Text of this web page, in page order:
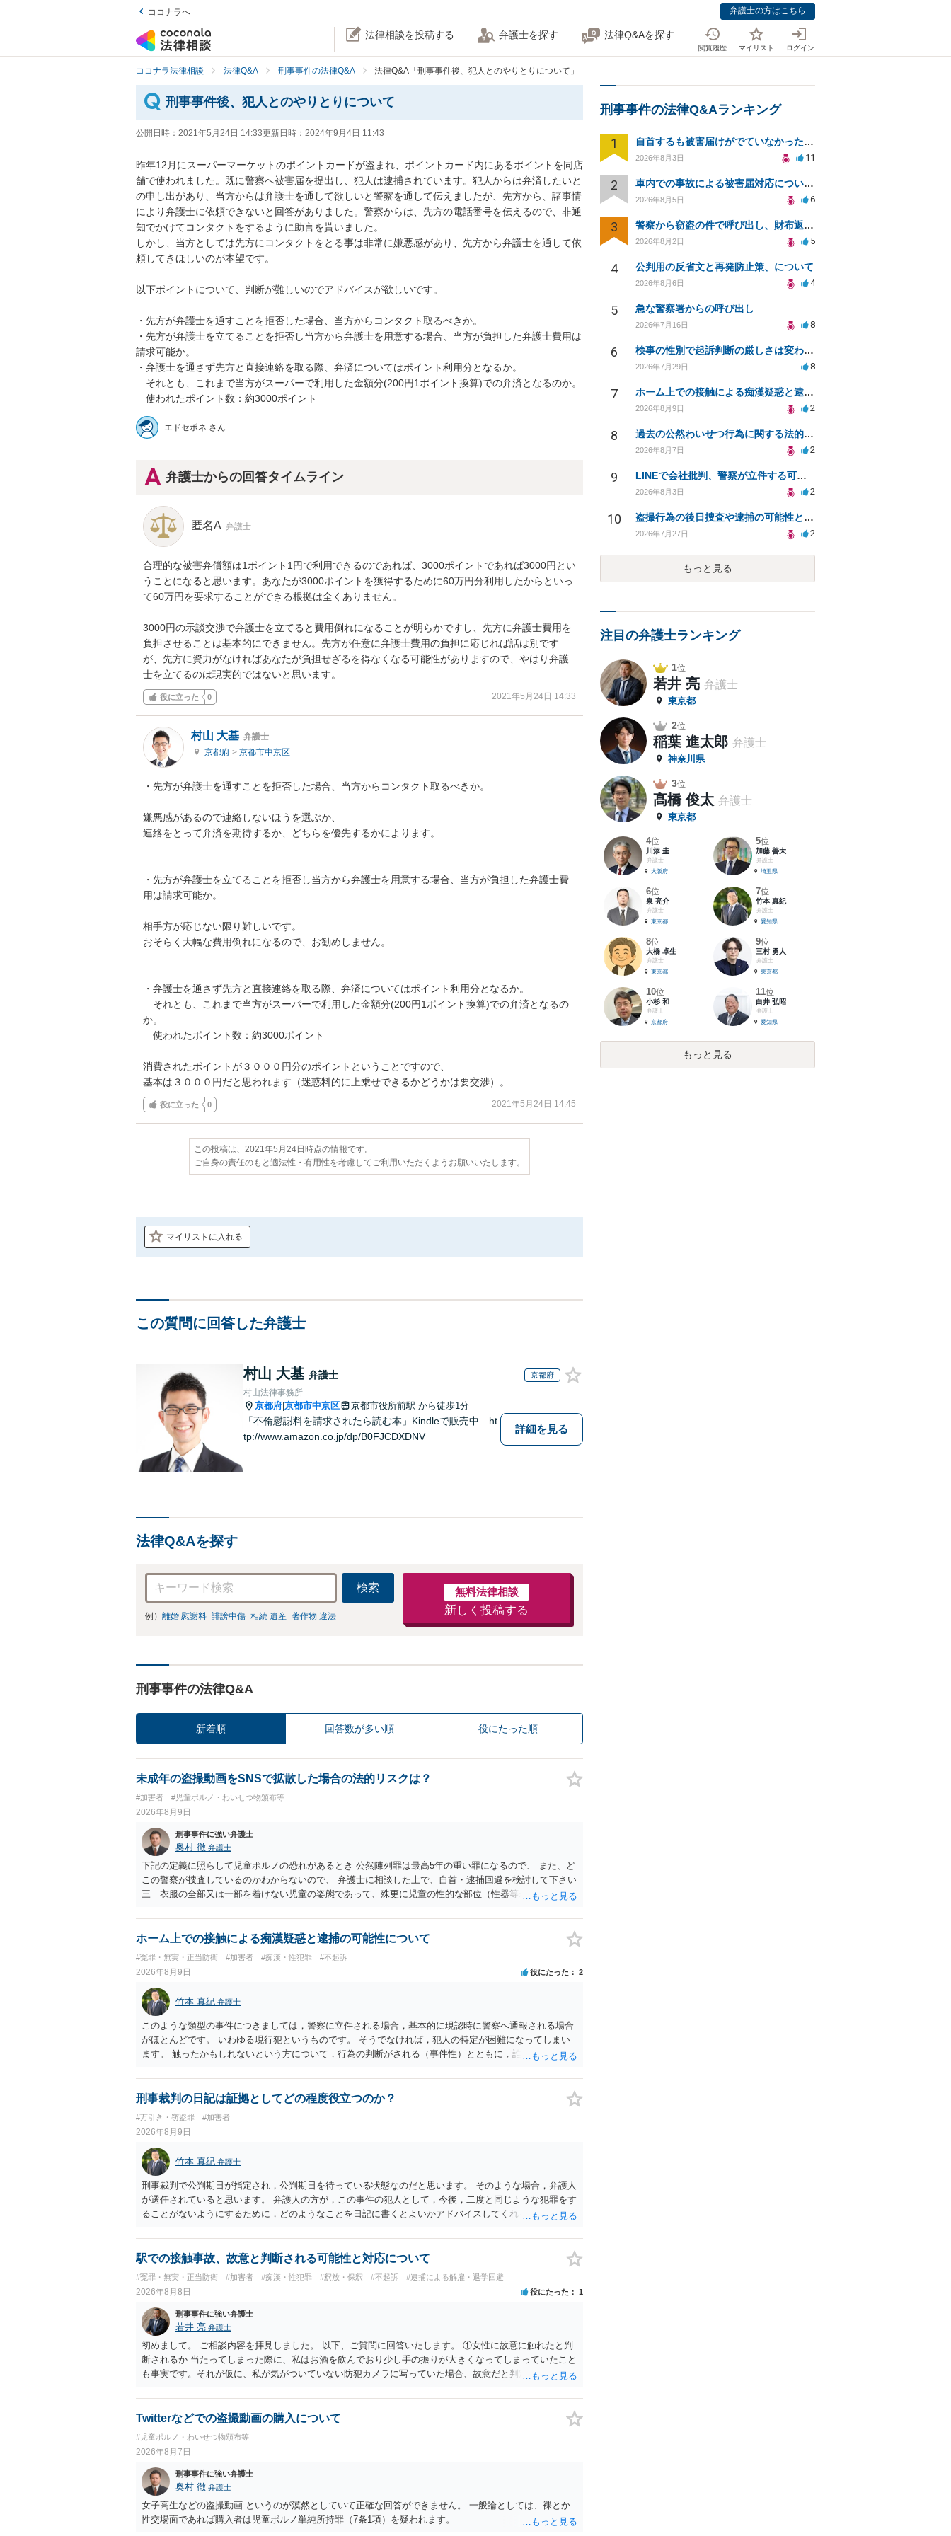
ココナラへ 弁護士の方はこちら
法律相談を投稿する 弁護士を探す 法律Q&Aを探す
閲覧履歴 マイリスト ログイン
ココナラ法律相談 法律Q&A 刑事事件の法律Q&A 法律Q&A「刑事事件後、犯人とのやりとりについて」
刑事事件後、犯人とのやりとりについて
公開日時： 2021年5月24日 14:33更新日時： 2024年9月4日 11:43
昨年12月にスーパーマーケットのポイントカードが盗まれ、ポイントカード内にあるポイントを同店
舗で使われました。既に警察へ被害届を提出し、犯人は逮捕されています。犯人からは弁済したいと
の申し出があり、当方からは弁護士を通して欲しいと警察を通して伝えましたが、先方から、諸事情
により弁護士に依頼できないと回答がありました。警察からは、先方の電話番号を伝えるので、非通
知でかけてコンタクトをするように助言を貰いました。
しかし、当方としては先方にコンタクトをとる事は非常に嫌悪感があり、先方から弁護士を通して依
頼してきほしいのが本望です。
以下ポイントについて、判断が難しいのでアドバイスが欲しいです。
・先方が弁護士を通すことを拒否した場合、当方からコンタクト取るべきか。
・先方が弁護士を立てることを拒否し当方から弁護士を用意する場合、当方が負担した弁護士費用は
請求可能か。
・弁護士を通さず先方と直接連絡を取る際、弁済についてはポイント利用分となるか。
それとも、これまで当方がスーパーで利用した金額分(200円1ポイント換算)での弁済となるのか。
エドセポネ さん
弁護士からの回答タイムライン
匿名A 弁護士
合理的な被害弁償額は1ポイント1円で利用できるのであれば、3000ポイントであれば3000円とい
うことになると思います。あなたが3000ポイントを獲得するために60万円分利用したからといっ
て60万円を要求することができる根拠は全くありません。
3000円の示談交渉で弁護士を立てると費用倒れになることが明らかですし、先方に弁護士費用を
負担させることは基本的にできません。先方が任意に弁護士費用の負担に応じれば話は別です
が、先方に資力がなければあなたが負担せざるを得なくなる可能性がありますので、やはり弁護
士を立てるのは現実的ではないと思います。
役に立った 0 2021年5月24日 14:33
村山 大基 弁護士
京都府 > 京都市中京区
・先方が弁護士を通すことを拒否した場合、当方からコンタクト取るべきか。
嫌悪感があるので連絡しないほうを選ぶか、
連絡をとって弁済を期待するか、どちらを優先するかによります。
・先方が弁護士を立てることを拒否し当方から弁護士を用意する場合、当方が負担した弁護士費
用は請求可能か。
相手方が応じない限り難しいです。
おそらく大幅な費用倒れになるので、お勧めしません。
・弁護士を通さず先方と直接連絡を取る際、弁済についてはポイント利用分となるか。
それとも、これまで当方がスーパーで利用した金額分(200円1ポイント換算)での弁済となるの
か。
使われたポイント数：約3000ポイント
消費されたポイントが３０００円分のポイントということですので、
基本は３０００円だと思われます（迷惑料的に上乗せできるかどうかは要交渉）。
役に立った 0 2021年5月24日 14:45
この投稿は、2021年5月24日時点の情報です。
ご自身の責任のもと適法性・有用性を考慮してご利用いただくようお願いいたします。
マイリストに入れる
この質問に回答した弁護士
村山 大基 弁護士 京都府
村山法律事務所
京都府 京都市中京区 京都市役所前駅 から徒歩1分
「不倫慰謝料を請求されたら読む本」Kindleで販売中 ht
tp://www.amazon.co.jp/dp/B0FJCDXDNV
詳細を見る
法律Q&Aを探す
検索
例） 離婚 慰謝料 誹謗中傷 相続 遺産 著作物 違法
無料法律相談
新しく投稿する
刑事事件の法律Q&A
新着順 回答数が多い順 役にたった順
未成年の盗撮動画をSNSで拡散した場合の法的リスクは？
#加害者 #児童ポルノ・わいせつ物頒布等
2026年8月9日
刑事事件に強い弁護士
奥村 徹 弁護士
下記の定義に照らして児童ポルノの恐れがあるとき 公然陳列罪は最高5年の重い罪になるので、 また、ど
この警察が捜査しているのかわからないので、 弁護士に相談した上で、自首・逮捕回避を検討して下さい
三 衣服の全部又は一部を着けない児童の姿態であって、殊更に児童の性的な部位（性器等若しくはその
又は刺激するもの
ホーム上での接触による痴漢疑惑と逮捕の可能性について
#冤罪・無実・正当防衛 #加害者 #痴漢・性犯罪 #不起訴
2026年8月9日 役にたった 2
竹本 真紀 弁護士
このような類型の事件につきましては，警察に立件される場合，基本的に現認時に警察へ通報される場合
がほとんどです。 いわゆる現行犯というものです。 そうでなければ，犯人の特定が困難になってしまい
ます。 触ったかもしれないという方について，行為の判断がされる（事件性）とともに，誰の行為かの判
することができません。もちろん，常習性が顕著で，既に前科を有していて警察に把握されていれば別で
すが，そのような方は，このような場所に質問を掲げてくることはありません。心配・不安になることは
性が特定されることはありません。したがって，自分が犯人であるとされることはないのです。ですか
ら，相談者の場合は，大丈夫です。安心してください。それでは，①～③に答えます。 ①について 腕の
動き，女性への向かい方をみれば，酔っていて偶然の出来事か，意図的に偶然を装うように触ったのか
は，わかります。触る瞬間ではなくて，触るまでの状況の方が重要です。酔っていてふらついていたので
あれば，そのときだけふらついているわけではありません。腕の振り方も，そのときだけ偶然大きくなる
わけではありません。ですから，本件では，意図的だと疑われることはないと思います。その雰囲気は，
当たってしまった女性にも伝わっていたのでしょう。ですから大丈夫です。なお，故意は，主観面の話な
ので，防犯カメラの映像で決められることはありません。本人の話（故意を否認する話）が実際の状況と
矛盾しないかだけの話です。 ②について 犯人性が特定できませんから，逮捕や呼出の可能性はないと思
います。 ③について ②がないので，③はそもそもないことが前提なので，期間も考えなくて大丈夫で
す。 というわけで，本件は大丈夫ですから，今後，同じような不安に襲われることがないように気をつけ
てくださいね。それが一番大事です。
刑事裁判の日記は証拠としてどの程度役立つのか？
#万引き・窃盗罪 #加害者
2026年8月9日
竹本 真紀 弁護士
刑事裁判で公判期日が指定され，公判期日を待っている状態なのだと思います。 そのような場合，弁護人
が選任されていると思います。 弁護人の方が，この事件の犯人として，今後，二度と同じような犯罪をす
ることがないようにするために，どのようなことを日記に書くとよいかアドバイスしてくれると思いま
するわけではないかもしれませんが，「裁判において証拠として利用できる可能性があれば」と考えてい
るのであれば，本件について証拠も見て内容を把握している，弁護人の方と相談して書く内容を打ち合わ
能力に影響する話ではなく情状に関しての話になると思いますので，弁護人の方と相談してみましょう。
駅での接触事故、故意と判断される可能性と対応について
#冤罪・無実・正当防衛 #加害者 #痴漢・性犯罪 #釈放・保釈 #不起訴 #逮捕による解雇・退学回避
2026年8月8日 役にたった 1
刑事事件に強い弁護士
若井 亮 弁護士
初めまして。 ご相談内容を拝見しました。 以下、ご質問に回答いたします。 ①女性に故意に触れたと判
断されるか 当たってしまった際に、私はお酒を飲んでおり少し手の振りが大きくなってしまっていたこと
も事実です。それが仮に、私が気がついていない防犯カメラに写っていた場合、故意だと判定されやすい
の可能性 この行為により、痴漢やその他の犯罪を犯したとして、逮捕、呼び出しされる可能性はどれほど
でしょうか？ 誤って当たってしまっただけであり、さらにその場で女性等のアクションが無かったことか
ほどの期間逮捕呼び出しの可能性があると考えれば良いのでしょうか？ 逮捕や呼び出しの可能性は極めて
低いと思います。 連絡が来ることはないでしょう。
Twitterなどでの盗撮動画の購入について
#児童ポルノ・わいせつ物頒布等
2026年8月7日
刑事事件に強い弁護士
奥村 徹 弁護士
女子高生などの盗撮動画 というのが漠然としていて正確な回答ができません。 一般論としては、裸とか
性交場面であれば購入者は児童ポルノ単純所持罪（7条1項）を疑われます。
刑事事件の法律Q&Aランキング
1 自首するも被害届けがでていなかった場合
2026年8月3日 11
2 車内での事故による被害届対応についての相談
2026年8月5日 6
3 警察から窃盗の件で呼び出し、財布返却で自首すべきか？
2026年8月2日 5
4 公判用の反省文と再発防止策、について
2026年8月6日 4
5 急な警察署からの呼び出し
2026年7月16日 8
6 検事の性別で起訴判断の厳しさは変わるのか知りたい
2026年7月29日 8
7 ホーム上での接触による痴漢疑惑と逮捕の可能性について
2026年8月9日 2
8 過去の公然わいせつ行為に関する法的リスクについて。
2026年8月7日 2
9 LINEで会社批判、警察が立件する可能性は？
2026年8月3日 2
10 盗撮行為の後日捜査や逮捕の可能性と初動対応について
2026年7月27日 2
もっと見る
注目の弁護士ランキング
1位
若井 亮 弁護士
東京都
2位
稲葉 進太郎 弁護士
神奈川県
3位
髙橋 俊太 弁護士
東京都
4位
川添 圭
弁護士
大阪府
5位
加藤 善大
弁護士
埼玉県
6位
泉 亮介
弁護士
東京都
7位
竹本 真紀
弁護士
愛知県
8位
大橋 卓生
弁護士
東京都
9位
三村 勇人
弁護士
東京都
10位
小杉 和
弁護士
京都府
11位
白井 弘昭
弁護士
愛知県
もっと見る